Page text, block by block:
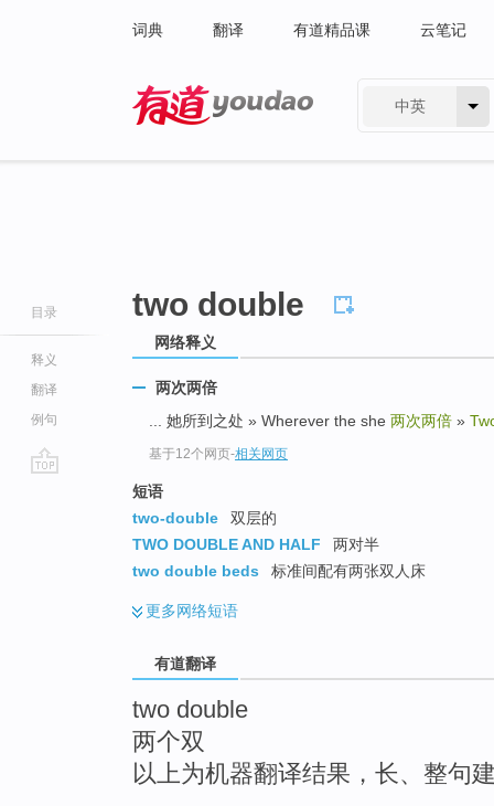
词典 翻译 有道精品课 云笔记
中英
目录
释义
翻译
例句
two double
网络释义
两次两倍
... 她所到之处 » Wherever the she 两次两倍 »
基于12个网页-相关网页
短语
two-double
双层的
TWO DOUBLE AND HALF
两对半
two double beds
标准间配有两张双人床
更多网络短语
有道翻译
two double
两个双
以上为机器翻译结果，长、整句